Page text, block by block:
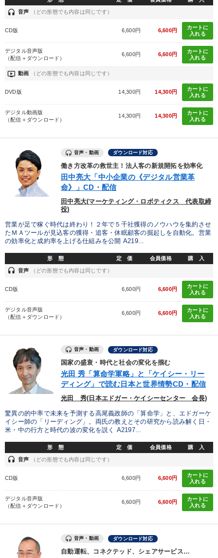
headset 音声 （どの形態でも内容は同じです）
CD版 6,600円 6,600円
カートに
入れる
デジタル音声版
（配信＋ダウンロード）
6,600円 6,600円
カートに
入れる
ondemand_video 動画 （どの形態でも内容は同じです）
DVD版 14,300円 14,300円
カートに
入れる
デジタル動画版
（配信＋ダウンロード）
14,300円 14,300円
カートに
入れる
音声・動画 ダウンロード対応
働き方改革の救世主！法人客の新規開拓を効率化
田中亮大「中小企業の《デジタル営業革
命》」CD・配信
田中亮大(マーケティング・ロボティクス 代表取締
役)
営業が足で稼ぐ時代は終わり！２年で５千社獲得のノウハウを集約させ
たＭＡツールが見込客の獲得・追客・休眠顧客の掘起しを自動化。営業
の効率化と成約率を上げる仕組みを公開 A219...
形 態 定 価 会員価格 購 入
headset 音声 （どの形態でも内容は同じです）
CD版 6,600円 6,600円
カートに
入れる
デジタル音声版
（配信＋ダウンロード）
6,600円 6,600円
カートに
入れる
音声・動画 ダウンロード対応
国家の盛衰・時代と社会の変化を掴む
光田 秀「算命学軍略」と「ケイシー・リー
ディング」で読む日本と世界情勢CD・配信
光田 秀(日本エドガー・ケイシーセンター 会長)
驚異の的中率で未来を予測する高尾義政師の「算命学」と、エドガーケ
イシー師の「リーディング」。両氏の教えとその研究から読み解く日・
米・中の行方と時代の波の変化を説く A2197...
形 態 定 価 会員価格 購 入
headset 音声 （どの形態でも内容は同じです）
CD版 6,600円 6,600円
カートに
入れる
デジタル音声版
（配信＋ダウンロード）
6,600円 6,600円
カートに
入れる
音声・動画 ダウンロード対応
自動運転、コネクテッド、シェアサービス…